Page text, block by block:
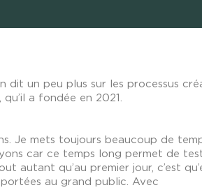
un peu plus sur les processus
, qu’il a fondée en 2021.
Je mets toujours beaucoup de
car ce temps long permet de
autant qu’au premier jour, c’est
au grand public. Avec